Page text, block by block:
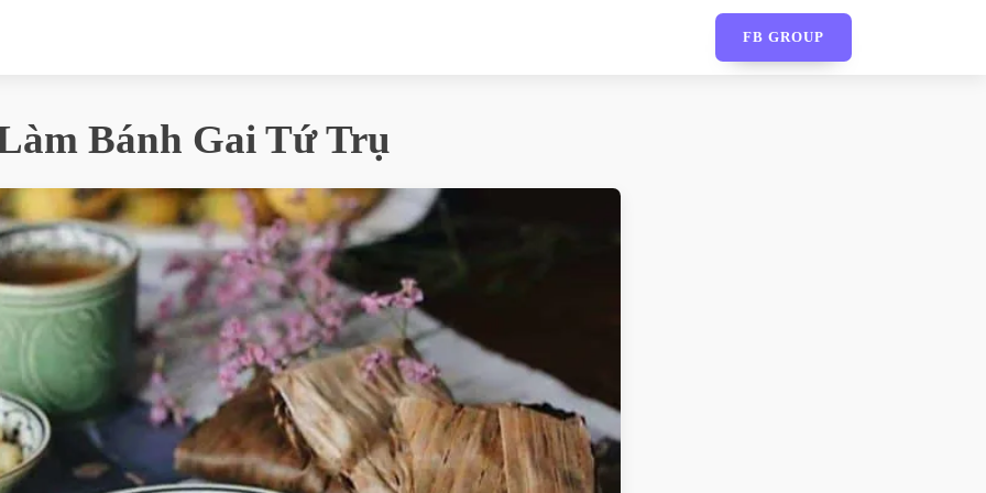
FB GROUP
Bánh Gai Tứ Trụ